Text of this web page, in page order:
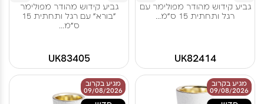
גביע קידוש מהודר מפולימר עם
רגל ותחתית 15 ס"מ...
UK82414
גביע קידוש מהודר מפולימר
"בורא" עם רגל ותחתית 15
ס"מ...
UK83405
מגיע בקרוב
09/08/2026
מגיע בקרוב
09/08/2026